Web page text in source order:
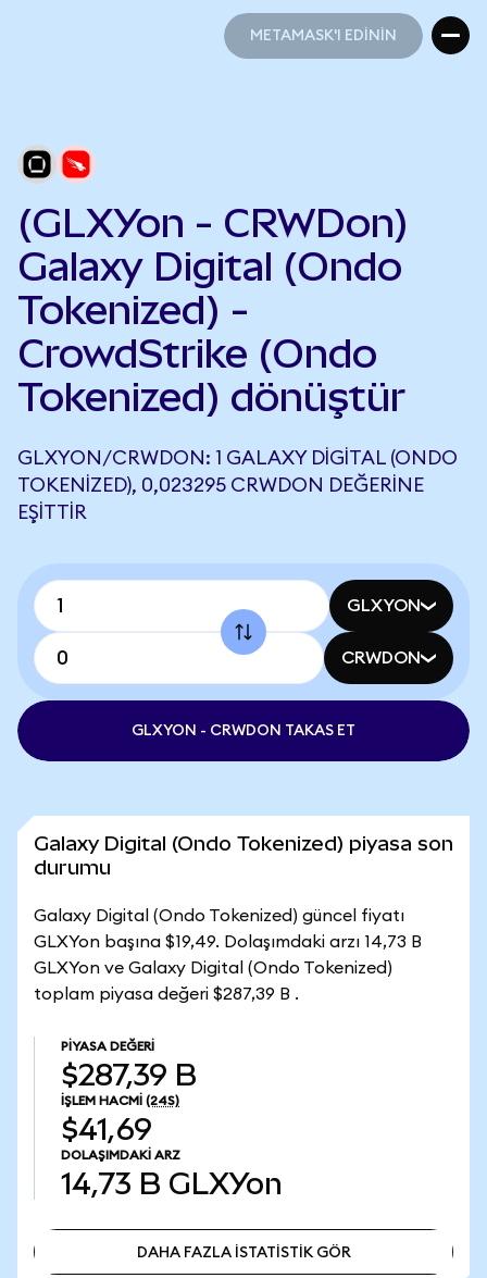
METAMASK'I EDİNİN
(GLXYon - CRWDon)
Galaxy Digital (Ondo
Tokenized) -
CrowdStrike (Ondo
Tokenized) dönüştür
GLXYON/CRWDON: 1 GALAXY DIGITAL (ONDO
TOKENIZED), 0,023295 CRWDON DEĞERINE
EŞITTIR
GLXYON
CRWDON
GLXYON - CRWDON TAKAS ET
Galaxy Digital (Ondo Tokenized) piyasa son
durumu
Galaxy Digital (Ondo Tokenized) güncel fiyatı
GLXYon başına $19,49. Dolaşımdaki arzı 14,73 B
GLXYon ve Galaxy Digital (Ondo Tokenized)
toplam piyasa değeri $287,39 B .
PIYASA DEĞERI
$287,39 B
İŞLEM HACMI (24S)
$41,69
DOLAŞIMDAKI ARZ
14,73 B GLXYon
DAHA FAZLA İSTATİSTİK GÖR